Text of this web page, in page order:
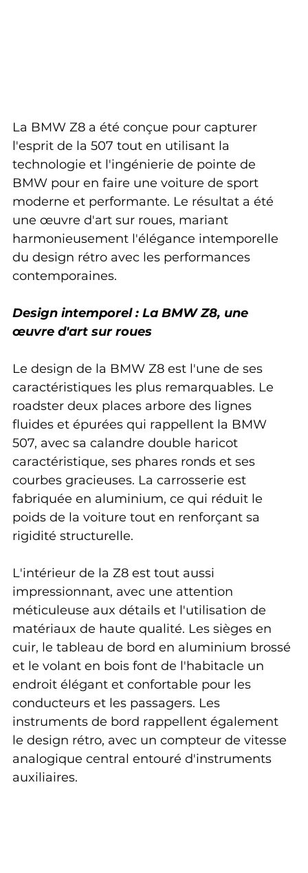
La BMW Z8 a été conçue pour capturer
l'esprit de la 507 tout en utilisant la
technologie et l'ingénierie de pointe de
BMW pour en faire une voiture de sport
moderne et performante. Le résultat a été
une œuvre d'art sur roues, mariant
harmonieusement l'élégance intemporelle
du design rétro avec les performances
contemporaines.
Design intemporel : La BMW Z8, une
œuvre d'art sur roues
Le design de la BMW Z8 est l'une de ses
caractéristiques les plus remarquables. Le
roadster deux places arbore des lignes
fluides et épurées qui rappellent la BMW
507, avec sa calandre double haricot
caractéristique, ses phares ronds et ses
courbes gracieuses. La carrosserie est
fabriquée en aluminium, ce qui réduit le
poids de la voiture tout en renforçant sa
rigidité structurelle.
L'intérieur de la Z8 est tout aussi
impressionnant, avec une attention
méticuleuse aux détails et l'utilisation de
matériaux de haute qualité. Les sièges en
cuir, le tableau de bord en aluminium brossé
et le volant en bois font de l'habitacle un
endroit élégant et confortable pour les
conducteurs et les passagers. Les
instruments de bord rappellent également
le design rétro, avec un compteur de vitesse
analogique central entouré d'instruments
auxiliaires.